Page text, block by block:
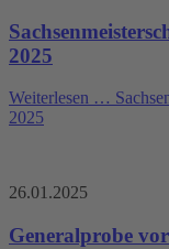
2025
Weiterlesen …
2025
26.01.2025
Generalprobe